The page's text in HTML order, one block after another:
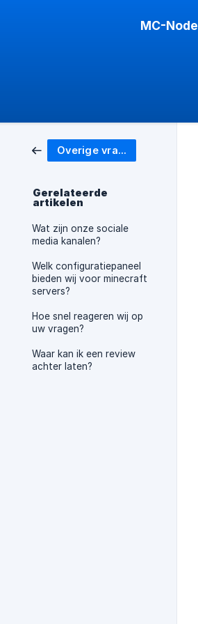
MC-Node
Overige vragen
Gerelateerde
artikelen
Wat zijn onze sociale
media kanalen?
Welk configuratiepaneel
bieden wij voor minecraft
servers?
Hoe snel reageren wij op
uw vragen?
Waar kan ik een review
achter laten?